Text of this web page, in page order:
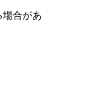
場合があ